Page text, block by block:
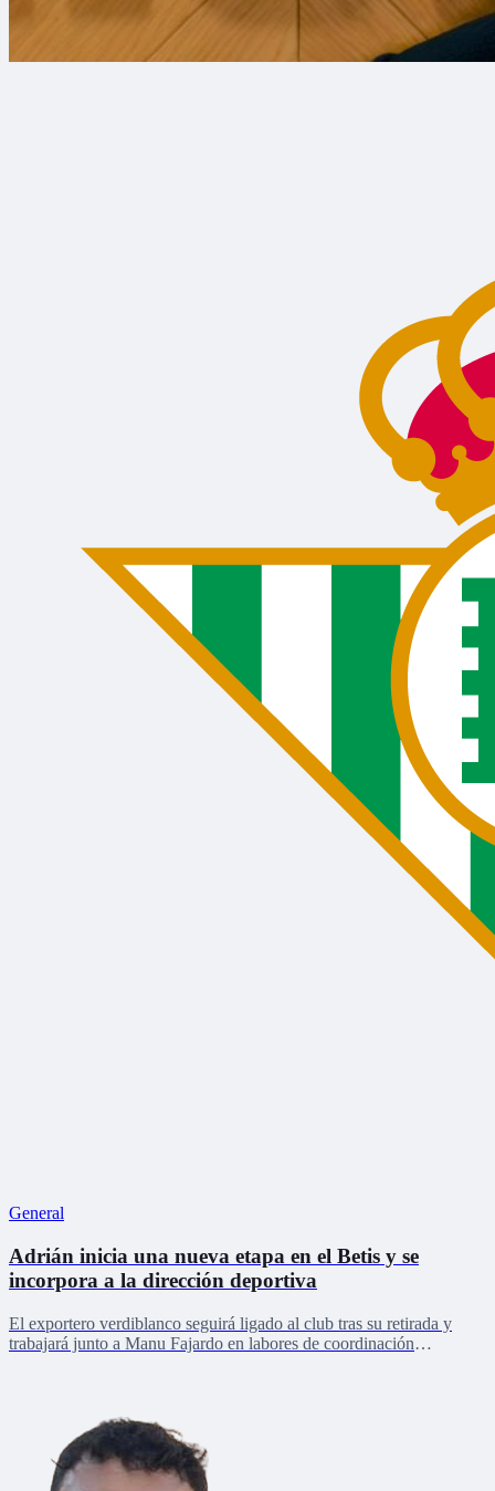
General
Adrián inicia una nueva etapa en el Betis y se
incorpora a la dirección deportiva
El exportero verdiblanco seguirá ligado al club tras su retirada y
trabajará junto a Manu Fajardo en labores de coordinación